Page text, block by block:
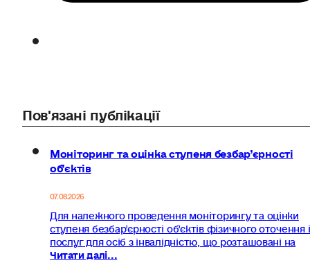
Пов'язані публікації
Моніторинг та оцінка ступеня безбар’єрності
об’єктів
07.08.2026
Для належного проведення моніторингу та оцінки
ступеня безбар’єрності об’єктів фізичного оточення і
послуг для осіб з інвалідністю, що розташовані на
Читати далі...